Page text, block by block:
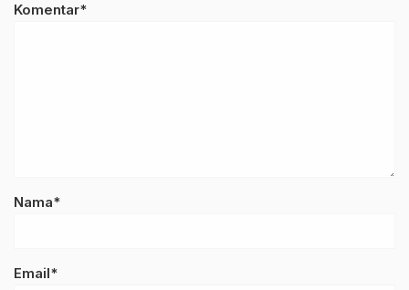
Komentar*
Nama*
Email*